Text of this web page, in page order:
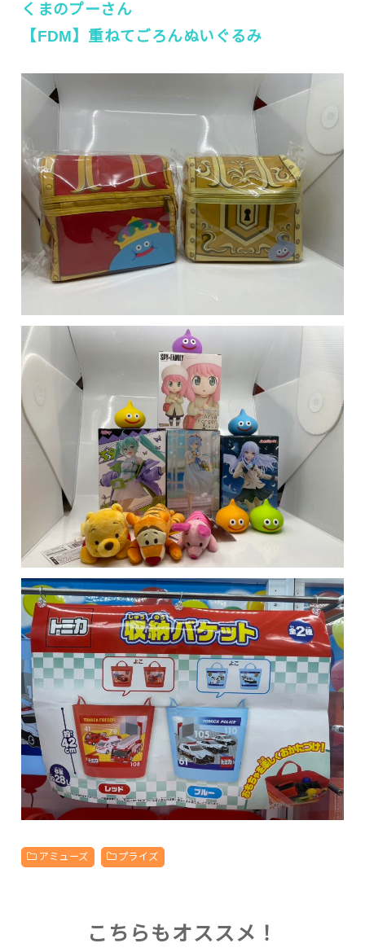
くまのプーさん
【FDM】重ねてごろんぬいぐるみ
アミューズ プライズ
こちらもオススメ！